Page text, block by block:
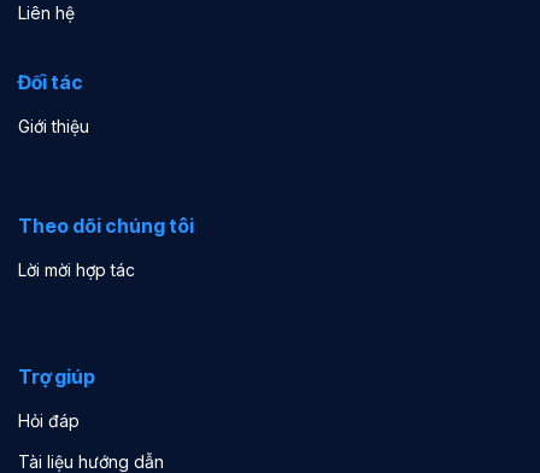
Liên hệ
Đối tác
Giới thiệu
Theo dõi chúng tôi
Lời mời hợp tác
Trợ giúp
Hỏi đáp
Tài liệu hướng dẫn